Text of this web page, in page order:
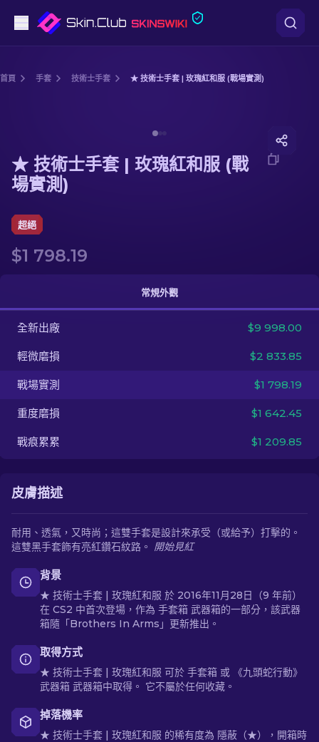
狙擊步槍
其他
ZH-TW
首頁 手套 技術士手套 ★ 技術士手套 | 玫瑰紅和服 (戰場實測)
★ 技術士手套 | 玫瑰紅和服 (戰
場實測)
超絕
$1 798.19
常規外觀
全新出廠 $9 998.00
輕微磨損 $2 833.85
戰場實測 $1 798.19
重度磨損 $1 642.45
戰痕累累 $1 209.85
皮膚描述
耐用、透氣，又時尚；這雙手套是設計來承受（或給予）打擊的。
這雙黑手套飾有亮紅鑽石紋路。 開始見紅
背景
★ 技術士手套 | 玫瑰紅和服 於 2016年11月28日（9 年前）
在 CS2 中首次登場，作為 手套箱 武器箱的一部分，該武器
箱隨「Brothers In Arms」更新推出。
取得方式
★ 技術士手套 | 玫瑰紅和服 可於 手套箱 或 《九頭蛇行動》
武器箱 武器箱中取得。 它不屬於任何收藏。
掉落機率
★ 技術士手套 | 玫瑰紅和服 的稀有度為 隱蔽（★），開箱時